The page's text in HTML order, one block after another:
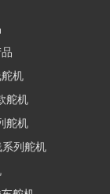
机
舵机
舵机
列舵机